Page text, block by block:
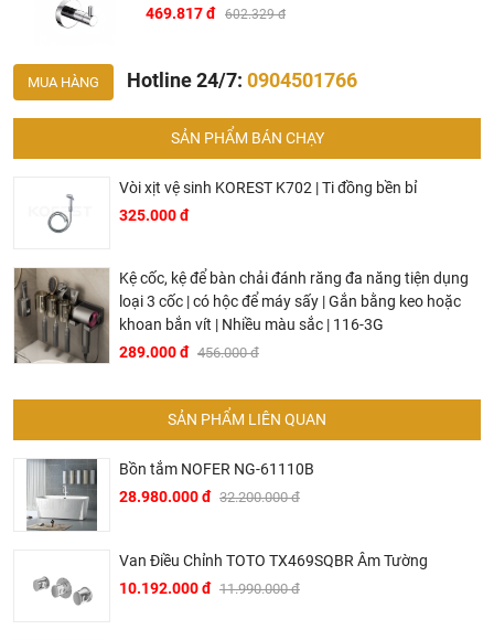
469.817 đ 602.329 đ
MUA HÀNG Hotline 24/7: 0904501766
SẢN PHẨM BÁN CHẠY
Vòi xịt vệ sinh KOREST K702 | Ti đồng bền bỉ
325.000 đ
Kệ cốc, kệ để bàn chải đánh răng đa năng tiện dụng
loại 3 cốc | có hộc để máy sấy | Gắn bằng keo hoặc
khoan bắn vít | Nhiều màu sắc | 116-3G
289.000 đ 456.000 đ
SẢN PHẨM LIÊN QUAN
Bồn tắm NOFER NG-61110B
28.980.000 đ 32.200.000 đ
Van Điều Chỉnh TOTO TX469SQBR Âm Tường
10.192.000 đ 11.990.000 đ